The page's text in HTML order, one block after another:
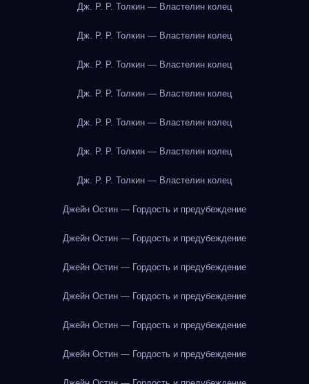
Дж. Р. Р. Толкин — Властелин колец
Дж. Р. Р. Толкин — Властелин колец
Дж. Р. Р. Толкин — Властелин колец
Дж. Р. Р. Толкин — Властелин колец
Дж. Р. Р. Толкин — Властелин колец
Дж. Р. Р. Толкин — Властелин колец
Дж. Р. Р. Толкин — Властелин колец
Джейн Остин — Гордость и предубеждение
Джейн Остин — Гордость и предубеждение
Джейн Остин — Гордость и предубеждение
Джейн Остин — Гордость и предубеждение
Джейн Остин — Гордость и предубеждение
Джейн Остин — Гордость и предубеждение